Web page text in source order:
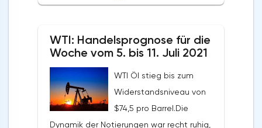
langfristige Potenzial von Gold bleibt
bestehen, auch trotz des aktuell niedrigen
Preisniveaus. Die Staatsausgaben und die
globale Verschuldung werden die
Zentralbanken dazu zwingen, die Zinssätze
so lange wie möglich auf einem
WTI: Handelsprognose für die
Woche vom 5. bis 11. Juli 2021
WTI Öl stieg bis zum
Widerstandsniveau von
$74,5 pro Barrel.Die
Dynamik der Notierungen war recht ruhig,